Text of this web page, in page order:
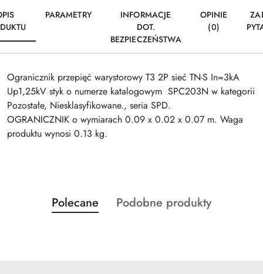
PARAMETRY
INFORMACJE
DOT.
BEZPIECZEŃSTWA
OPINIE
(0)
Ogranicznik przepięć warystorowy T3 2P sieć TN-S In=3kA
Up1,25kV styk o numerze katalogowym SPC203N w kategorii
Pozostałe, Niesklasyfikowane., seria SPD.
OGRANICZNIK o wymiarach 0.09 x 0.02 x 0.07 m. Waga
produktu wynosi 0.13 kg.
Pomiń karuzelę produktów
Produkty
o
Polecane
Produkty
Podobne produkty